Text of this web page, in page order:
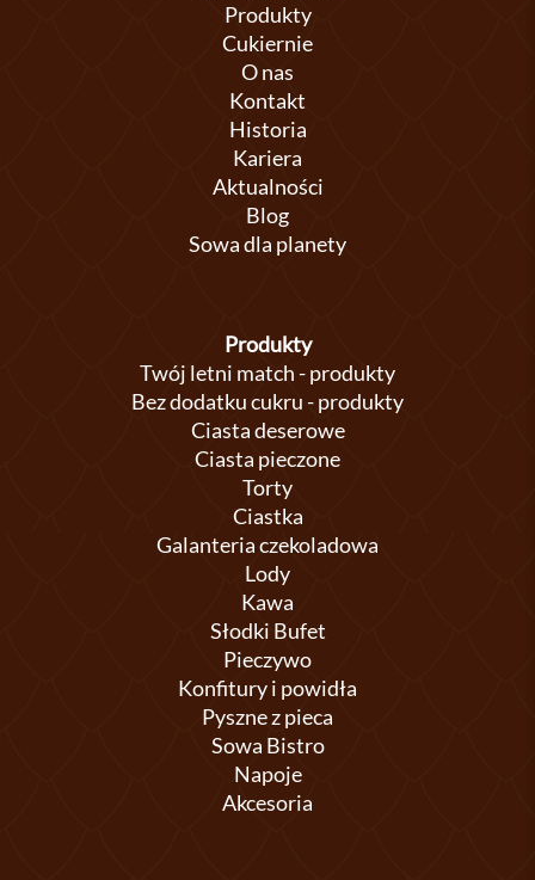
Produkty
Cukiernie
O nas
Kontakt
Historia
Kariera
Aktualności
Blog
Sowa dla planety
Produkty
Twój letni match - produkty
Bez dodatku cukru - produkty
Ciasta deserowe
Ciasta pieczone
Torty
Ciastka
Galanteria czekoladowa
Lody
Kawa
Słodki Bufet
Pieczywo
Konfitury i powidła
Pyszne z pieca
Sowa Bistro
Napoje
Akcesoria